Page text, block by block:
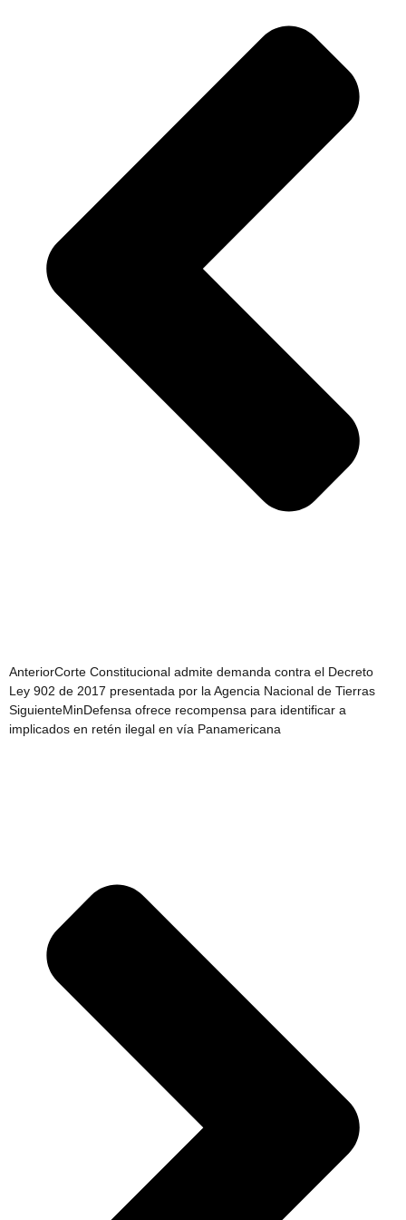
AnteriorCorte Constitucional admite demanda contra el Decreto
Ley 902 de 2017 presentada por la Agencia Nacional de Tierras
SiguienteMinDefensa ofrece recompensa para identificar a
implicados en retén ilegal en vía Panamericana